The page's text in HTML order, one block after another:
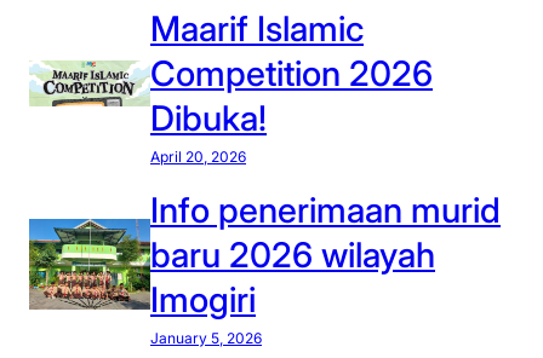
e
n
a
n
g
M
C
2
0
2
Maarif Islamic
Competition 2026
Dibuka!
April 20, 2026
Info penerimaan murid
baru 2026 wilayah
Imogiri
January 5, 2026